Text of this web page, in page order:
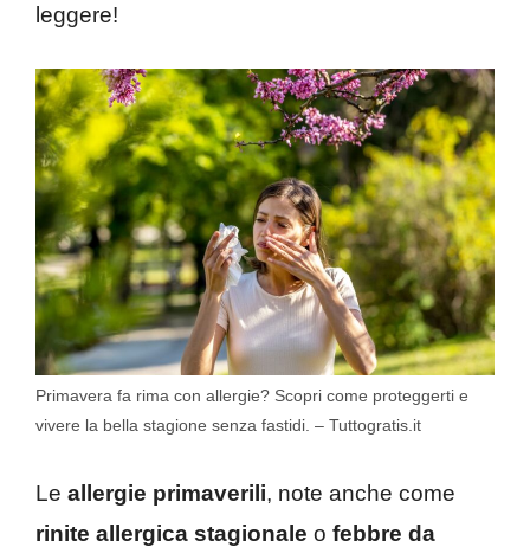
leggere!
Primavera fa rima con allergie? Scopri come proteggerti e
vivere la bella stagione senza fastidi. – Tuttogratis.it
Le allergie primaverili, note anche come
rinite allergica stagionale o febbre da